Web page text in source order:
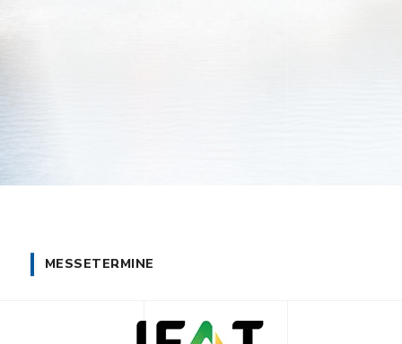
MESSETERMINE